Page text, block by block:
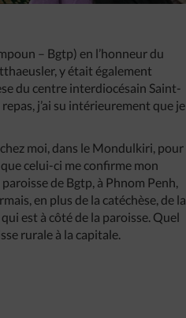
– Bgtp) en l’honneur du
y était également
du centre interdiocésain Saint-
j’ai su intérieurement que je
chez moi, dans le Mondulkiri, pour
celui-ci me confirme mon
de Bgtp, à Phnom Penh,
en plus de la catéchèse, de la
est à côté de la paroisse. Quel
rurale à la capitale.